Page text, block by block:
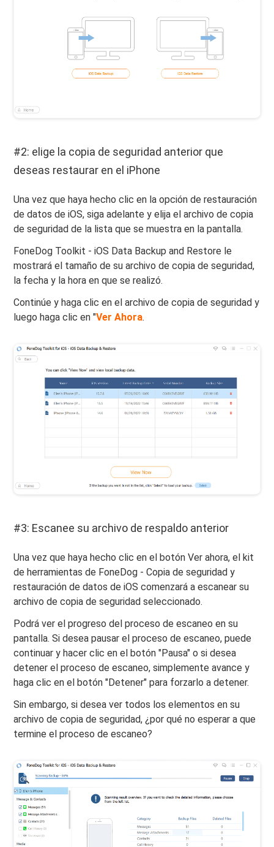
#2: elige la copia de seguridad anterior que
deseas restaurar en el iPhone
Una vez que haya hecho clic en la opción de restauración
de datos de iOS, siga adelante y elija el archivo de copia
de seguridad de la lista que se muestra en la pantalla.
FoneDog Toolkit - iOS Data Backup and Restore le
mostrará el tamaño de su archivo de copia de seguridad,
la fecha y la hora en que se realizó.
Continúe y haga clic en el archivo de copia de seguridad y
luego haga clic en "Ver Ahora.
#3: Escanee su archivo de respaldo anterior
Una vez que haya hecho clic en el botón Ver ahora, el kit
de herramientas de FoneDog - Copia de seguridad y
restauración de datos de iOS comenzará a escanear su
archivo de copia de seguridad seleccionado.
Podrá ver el progreso del proceso de escaneo en su
pantalla. Si desea pausar el proceso de escaneo, puede
continuar y hacer clic en el botón "Pausa" o si desea
detener el proceso de escaneo, simplemente avance y
haga clic en el botón "Detener" para forzarlo a detener.
Sin embargo, si desea ver todos los elementos en su
archivo de copia de seguridad, ¿por qué no esperar a que
termine el proceso de escaneo?